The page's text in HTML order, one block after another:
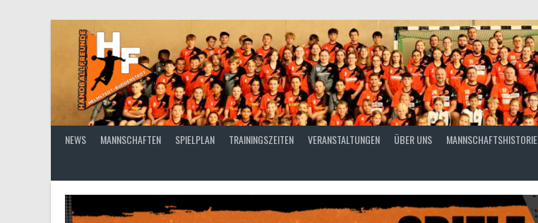
NEWS MANNSCHAFTEN SPIELPLAN TRAININGSZEITEN VERANSTALTUNGEN ÜBER UNS MANNSCHAFTSHISTORIE